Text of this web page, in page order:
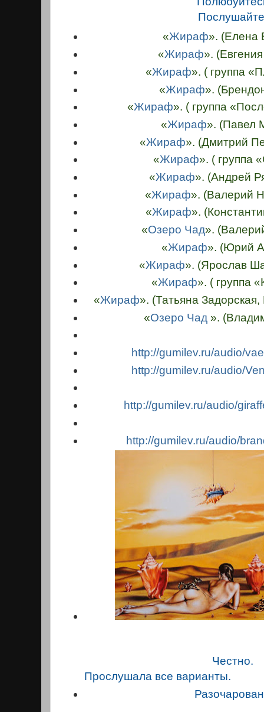
«Жираф». (Елена
«Жираф».
«Жираф». ( группа
«Жираф».
«Жираф». ( группа
«Жираф». (Павел
«Жираф». (Дмитрий
«Жираф». ( группа
«Жираф». (Андрей
«Жираф». (Валерий
«Жираф».
«Озеро Чад».
«Жираф». (Юрий
«Жираф». (Ярослав
«Жираф». ( группа
«Жираф». (Татьяна
«Озеро Чад».
http://gumilev.ru/audio/
http://gumilev.ru/audio/
http://gumilev.ru/audio/
http://gumilev.ru/audio/
Честно.
Прослушала все варианты.